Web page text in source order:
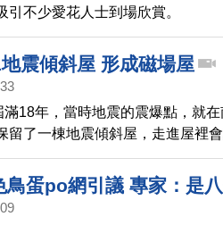
引不少愛花人士到場欣賞。
震傾斜屋 形成磁場屋
18年，當時地震的震爆點，就
留了一棟地震傾斜屋，走進屋裡
形成奇特現象，一起去看看。
鳥蛋po網引議 專家：是